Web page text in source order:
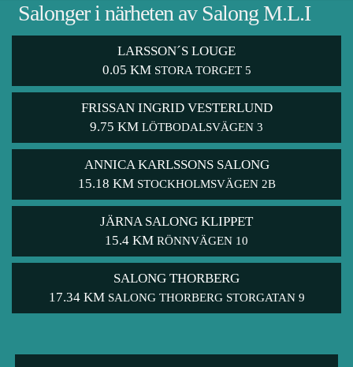
Salonger i närheten av Salong M.L.I
LARSSON´S LOUGE
0.05 KM STORA TORGET 5
FRISSAN INGRID VESTERLUND
9.75 KM LÖTBODALSVÄGEN 3
ANNICA KARLSSONS SALONG
15.18 KM STOCKHOLMSVÄGEN 2B
JÄRNA SALONG KLIPPET
15.4 KM RÖNNVÄGEN 10
SALONG THORBERG
17.34 KM SALONG THORBERG STORGATAN 9